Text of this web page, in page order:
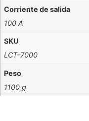
Corriente de salida
100 A
SKU
LCT-7000
Peso
1100 g